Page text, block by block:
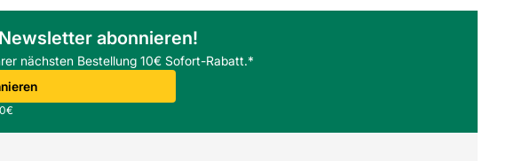
abonnieren!
nächsten Bestellung 10€ Sofort-Rabatt.*